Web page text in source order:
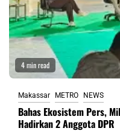
4 min read
Makassar METRO NEWS
Bahas Ekosistem Pers,
Hadirkan 2 Anggota DPR